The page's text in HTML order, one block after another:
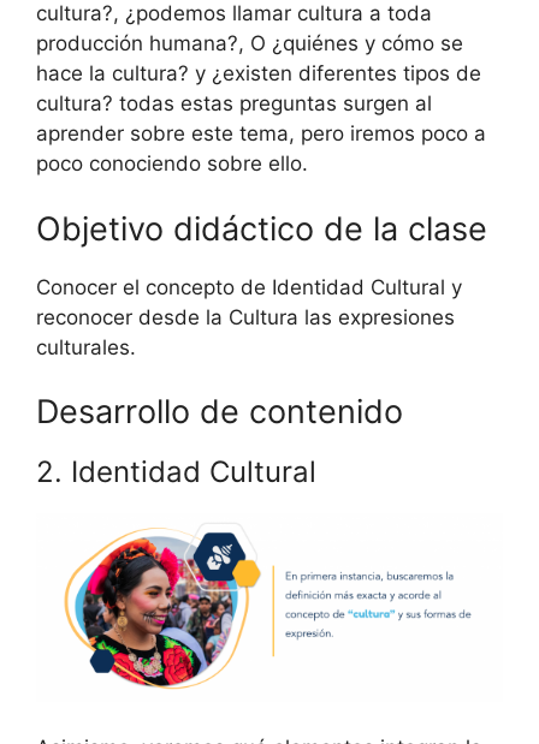
cultura?, ¿podemos llamar cultura a toda
producción humana?, O ¿quiénes y cómo se
hace la cultura? y ¿existen diferentes tipos de
cultura? todas estas preguntas surgen al
aprender sobre este tema, pero iremos poco a
poco conociendo sobre ello.
Objetivo didáctico de la clase
Conocer el concepto de Identidad Cultural y
reconocer desde la Cultura las expresiones
culturales.
Desarrollo de contenido
2. Identidad Cultural